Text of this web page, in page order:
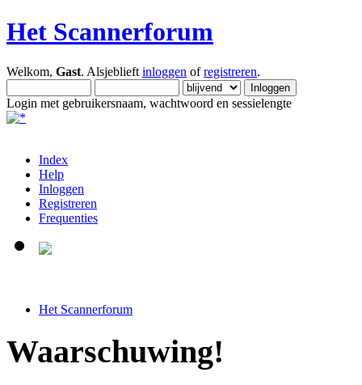
Het Scannerforum
Welkom, Gast. Alsjeblieft inloggen ofregistreren.
Login met gebruikersnaam, wachtwoord en sessielengte
Index
Help
Inloggen
Registreren
Frequenties
Het Scannerforum
Waarschuwing!